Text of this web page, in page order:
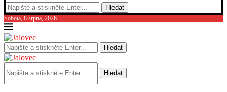
Hledat
Sobota, 8 srpna, 2026
Hledat
Hledat